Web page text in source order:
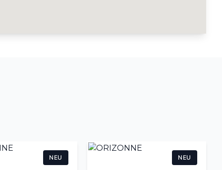
NEU NEU